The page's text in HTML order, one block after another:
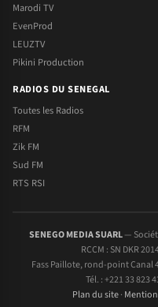
Marodi TV
EvenProd
LEUZTV
Pikini Production
RADIOS DU SENEGAL
Toutes les Radios
RFM
Zik FM
Sud FM
RTS RSI
SENEGO MEDIA SUARL—
RCCM : SN DKR
Fass Paillote, rond-point Canal
Tél. : +221 33 823
Plan du site·